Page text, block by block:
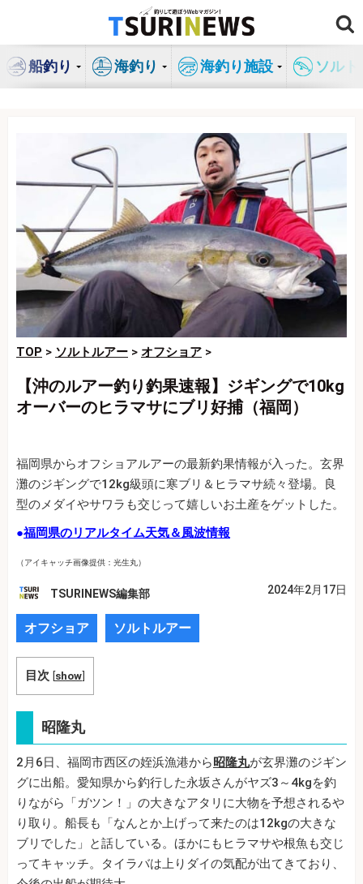
ン
船釣り 海釣り 海釣り施設 ソル
TOP > ソルトルアー > オフショア >
【沖のルアー釣り釣果速報】ジギングで10kg
オーバーのヒラマサにブリ好捕（福岡）
福岡県からオフショアルアーの最新釣果情報が入った。玄界
灘のジギングで12kg級頭に寒ブリ＆ヒラマサ続々登場。良
型のメダイやサワラも交じって嬉しいお土産をゲットした。
●福岡県のリアルタイム天気＆風波情報
（アイキャッチ画像提供：光生丸）
TSURINEWS編集部 2024年2月17日
オフショア ソルトルアー
目次 [show]
昭隆丸
2月6日、福岡市西区の姪浜漁港から昭隆丸が玄界灘のジギン
グに出船。愛知県から釣行した永坂さんがヤズ3～4kgを釣
りながら「ガツン！」の大きなアタリに大物を予想されるや
り取り。船長も「なんとか上げって来たのは12kgの大きな
ブリでした」と話している。ほかにもヒラマサや根魚も交じ
ってキャッチ。タイラバは上りダイの気配が出てきており、